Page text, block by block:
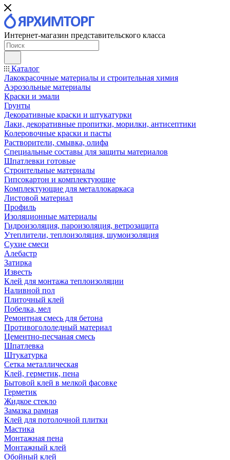
Интернет-магазин представительского класса
Каталог
Лакокрасочные материалы и строительная химия
Аэрозольные материалы
Краски и эмали
Грунты
Декоративные краски и штукатурки
Лаки, декоративные пропитки, морилки, антисептики
Колеровочные краски и пасты
Растворители, смывка, олифа
Специальные составы для защиты материалов
Шпатлевки готовые
Строительные материалы
Гипсокартон и комплектующие
Комплектующие для металлокаркаса
Листовой материал
Профиль
Изоляционные материалы
Гидроизоляция, пароизоляция, ветрозащита
Утеплители, теплоизоляция, шумоизоляция
Сухие смеси
Алебастр
Затирка
Известь
Клей для монтажа теплоизоляции
Наливной пол
Плиточный клей
Побелка, мел
Ремонтная смесь для бетона
Противогололедный материал
Цементно-песчаная смесь
Шпатлевка
Штукатурка
Сетка металлическая
Клей, герметик, пена
Бытовой клей в мелкой фасовке
Герметик
Жидкое стекло
Замазка рамная
Клей для потолочной плитки
Мастика
Монтажная пена
Монтажный клей
Обойный клей